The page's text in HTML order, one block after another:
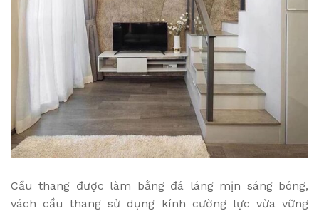
Cầu thang được làm bằng đá láng mịn sáng bóng,
vách cầu thang sử dụng kính cường lực vừa vững